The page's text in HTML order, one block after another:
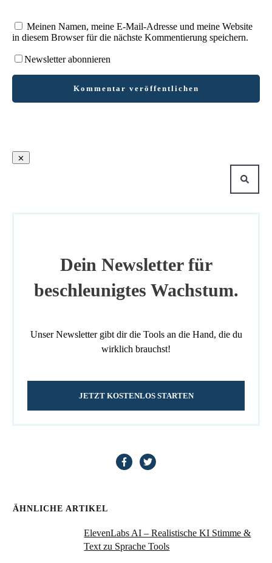
Meinen Namen, meine E-Mail-Adresse und meine Website
in diesem Browser für die nächste Kommentierung speichern.
Newsletter abonnieren
Kommentar veröffentlichen
Dein Newsletter für
beschleunigtes Wachstum.
Unser Newsletter gibt dir die Tools an die Hand, die du
wirklich brauchst!
JETZT KOSTENLOS STARTEN
ÄHNLICHE ARTIKEL
ElevenLabs AI – Realistische KI Stimme &
Text zu Sprache Tools